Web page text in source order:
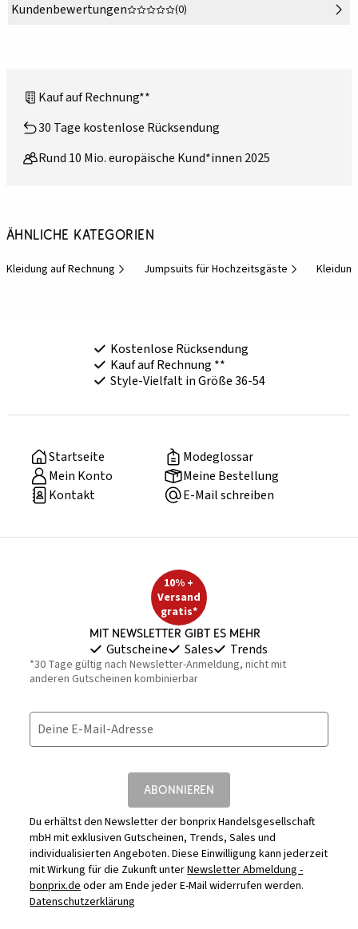
Kundenbewertungen
(0)
Kauf auf Rechnung**
30 Tage kostenlose Rücksendung
Rund 10 Mio. europäische Kund*innen 2025
Ähnliche Kategorien
Kleidung auf Rechnung Jumpsuits für Hochzeitsgäste
Kostenlose Rücksendung
Kauf auf Rechnung **
Style-Vielfalt in Größe 36-54
Startseite
Modeglossar
Mein Konto
Meine Bestellung
Kontakt
E-Mail schreiben
10% +
Versand
gratis*
Mit Newsletter gibt es mehr
Gutscheine Sales Trends
*30 Tage gültig nach Newsletter-Anmeldung, nicht mit
anderen Gutscheinen kombinierbar
Deine E-Mail-Adresse
ABONNIEREN
Du erhältst den Newsletter der bonprix Handelsgesellschaft
mbH mit exklusiven Gutscheinen, Trends, Sales und
individualisierten Angeboten. Diese Einwilligung kann jederzeit
mit Wirkung für die Zukunft unterNewsletter Abmeldung -
bonprix.deoder am Ende jeder E-Mail widerrufen werden.
Datenschutzerklärung